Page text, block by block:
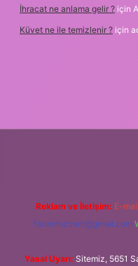
İhracat ne anlama gelir ? için
Küvet ne ile temizlenir ? için
Reklam ve İletişim: E-
forumhizmeti@gmail.com
Yasal Uyarı: Sitemiz, 5651